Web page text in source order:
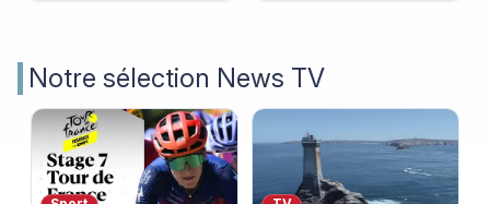
Notre sélection News TV